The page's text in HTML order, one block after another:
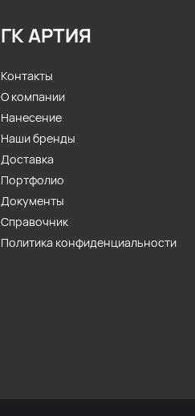
ГК АРТИЯ
Контакты
О компании
Нанесение
Наши бренды
Доставка
Портфолио
Документы
Справочник
Политика конфиденциальности